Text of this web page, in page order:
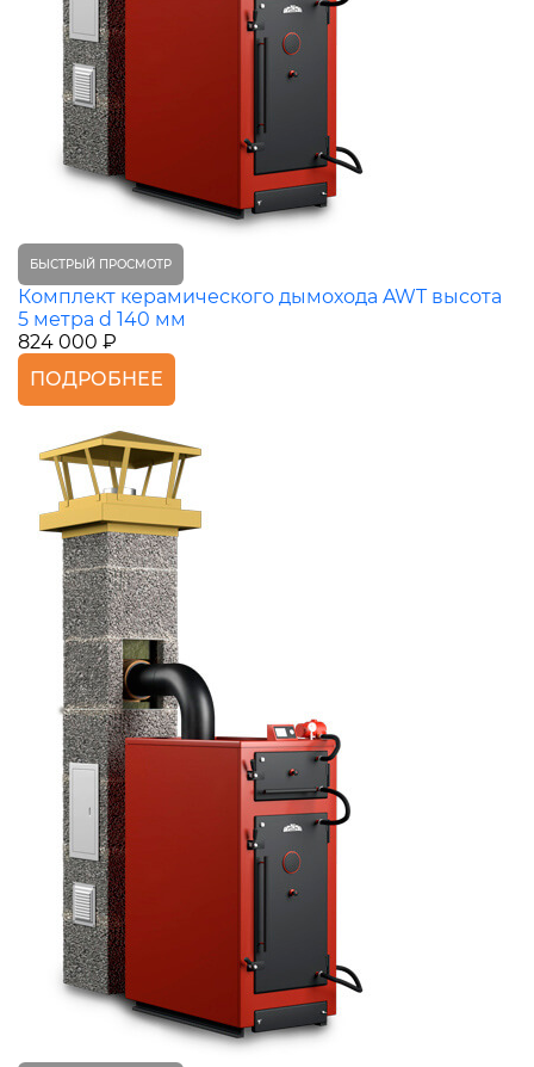
БЫСТРЫЙ ПРОСМОТР
Комплект керамического дымохода AWT высота
5 метра d 140 мм
824 000 ₽
ПОДРОБНЕЕ